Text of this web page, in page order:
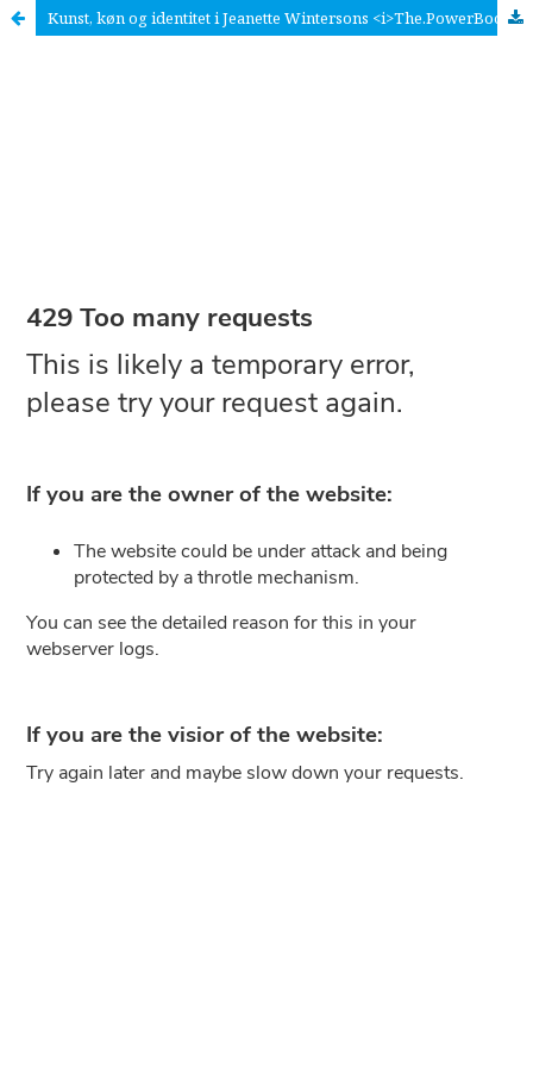
Kunst, køn og identitet i Jeanette Wintersons <i>The.PowerBook</i>